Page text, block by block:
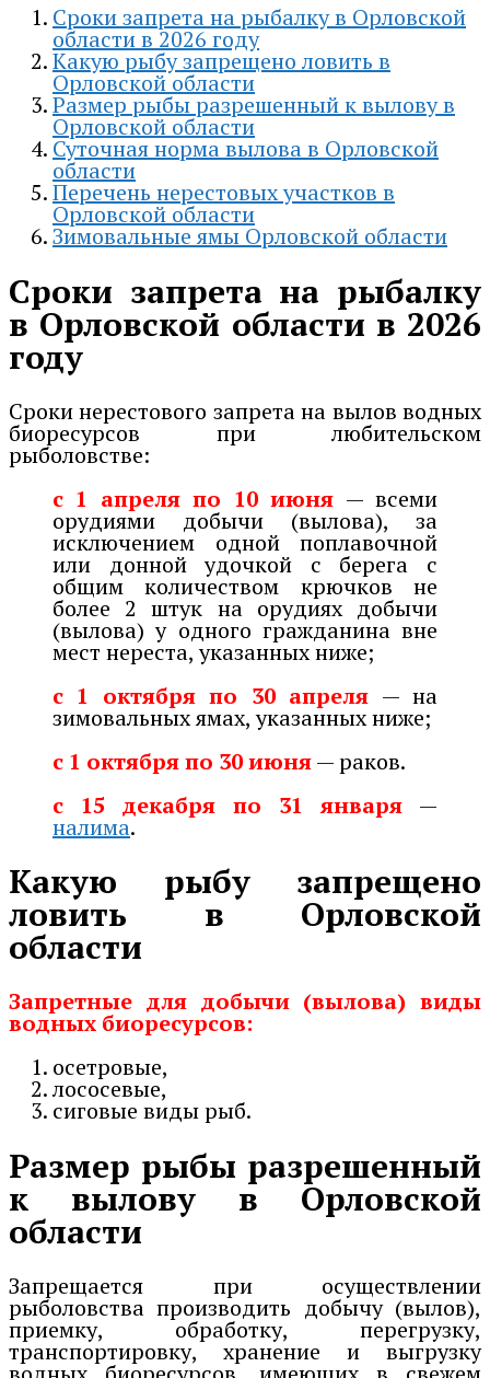
Сроки запрета на рыбалку в Орловской
области в 2026 году
Какую рыбу запрещено ловить в
Орловской области
Размер рыбы разрешенный к вылову в
Орловской области
Суточная норма вылова в Орловской
области
Перечень нерестовых участков в
Орловской области
Зимовальные ямы Орловской области
Сроки запрета на рыбалку
в Орловской области в 2026
году
Сроки нерестового запрета на вылов водных
биоресурсов при любительском
рыболовстве:
с 1 апреля по 10 июня — всеми
орудиями добычи (вылова), за
исключением одной поплавочной
или донной удочкой с берега с
общим количеством крючков не
более 2 штук на орудиях добычи
(вылова) у одного гражданина вне
мест нереста, указанных ниже;
с 1 октября по 30 апреля — на
зимовальных ямах, указанных ниже;
с 1 октября по 30 июня— раков.
с 15 декабря по 31 января —
налима.
Какую рыбу запрещено
ловить в Орловской
области
Запретные для добычи (вылова) виды
водных биоресурсов:
осетровые,
лососевые,
сиговые виды рыб.
Размер рыбы разрешенный
к вылову в Орловской
области
Запрещается при осуществлении
рыболовства производить добычу (вылов),
приемку, обработку, перегрузку,
транспортировку, хранение и выгрузку